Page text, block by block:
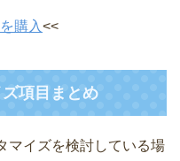
購入<<
項目まとめ
マイズを検討している場